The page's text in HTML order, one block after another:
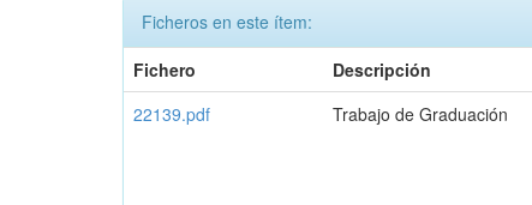
Ficheros en este ítem:
Fichero
Descripción
22139.pdf
Trabajo de Graduación